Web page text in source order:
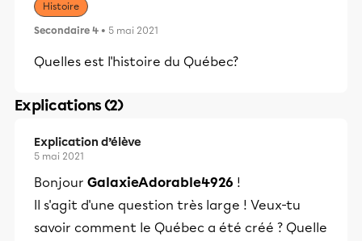
Histoire
Secondaire 4 • 5 mai 2021
Quelles est l'histoire du Québec?
Explications (2)
Explication d’élève
5 mai 2021
Bonjour GalaxieAdorable4926 !
Il s'agit d'une question très large ! Veux-tu
savoir comment le Québec a été créé ? Quelle